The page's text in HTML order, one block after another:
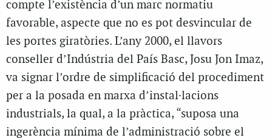
compte l’existència d’un marc normatiu
favorable, aspecte que no es pot desvincular de
les portes giratòries. L’any 2000, el llavors
conseller d’Indústria del País Basc, Josu Jon Imaz,
va signar l’ordre de simplificació del procediment
per a la posada en marxa d’instal·lacions
industrials, la qual, a la pràctica, “suposa una
ingerència mínima de l’administració sobre el